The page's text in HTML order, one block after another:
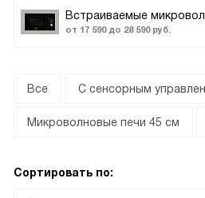
Встраиваемые
от 17 590 до 28 590 руб.
Все С сенсорным
Микроволновые печи 45 см
Сортировать по: